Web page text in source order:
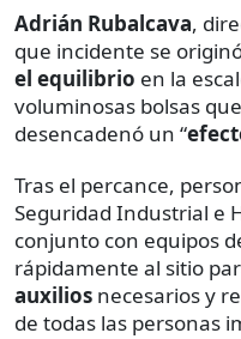
Adrián Rubalcava,
que incidente se
el equilibrio en la
voluminosas bolsas
desencadenó un “
Tras el percance,
Seguridad Industrial e
conjunto con equipos
rápidamente al sitio
auxilios necesarios y
de todas las personas